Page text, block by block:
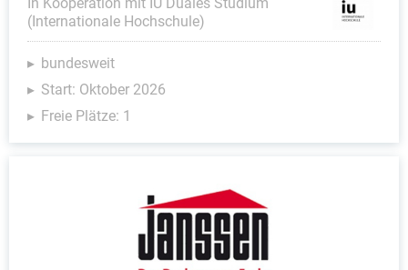
(Internationale Hochschule)
bundesweit
Start: Oktober 2026
Freie Plätze: 1